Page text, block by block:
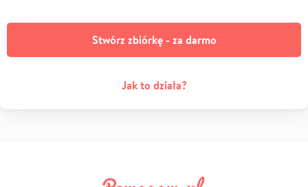
Stwórz zbiórkę - za darmo
Jak to działa?